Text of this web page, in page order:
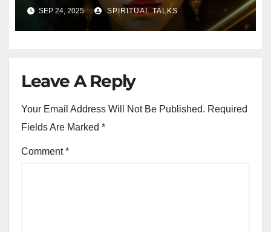
SEP 24, 2025 SPIRITUAL TALKS
Leave A Reply
Your Email Address Will Not Be Published. Required
Fields Are Marked *
Comment*